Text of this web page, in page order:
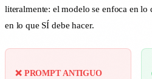
literalmente: el modelo se enfoca en lo
en lo que SÍ debe hacer.
❌ PROMPT ANTIGUO